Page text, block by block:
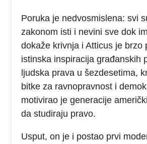
Poruka je nedvosmislena: svi
zakonom isti i nevini sve dok
dokaže krivnja i Atticus je brzo
istinska inspiracija građanskih
ljudska prava u šezdesetima,
bitke za ravnopravnost i
motivirao je generacije
da studiraju pravo.
Usput, on je i postao prvi